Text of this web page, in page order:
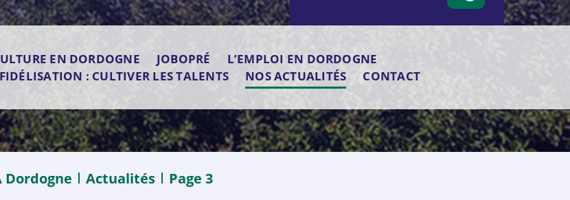
EN DORDOGNE JOBOPRÉ
L’EMPLOI EN DORDOGNE
FIDÉLISATION : CULTIVER LES TALENTS NOS ACTUALITÉS CONTACT
Dordogne Actualités Page 3